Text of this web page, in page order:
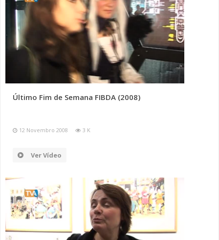
Último Fim de Semana FIBDA (2008)
12 Novembro 2008 3 K
Ver Vídeo